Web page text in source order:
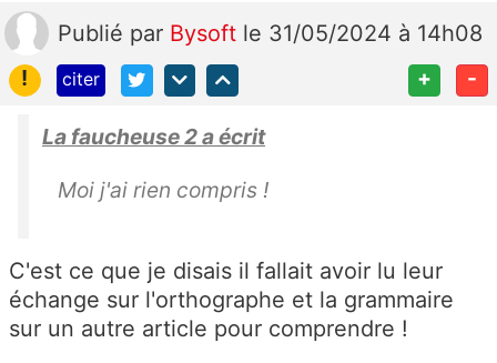
Publié par Bysoft le 31/05/2024 à 14h08
!
citer + -
La faucheuse 2 a écrit
Moi j'ai rien compris !
C'est ce que je disais il fallait avoir lu leur
échange sur l'orthographe et la grammaire
sur un autre article pour comprendre !